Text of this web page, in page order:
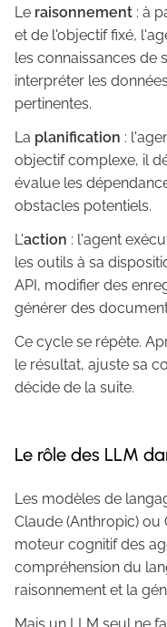
Le raisonnement : à
et de l'objectif fixé,
les connaissances de
interpréter les
pertinentes.
La planification :
objectif complexe, il
évalue les
obstacles potentiels.
L'action : l'agent
les outils à sa
API, modifier des
générer des
Ce cycle se répète.
le résultat, ajuste sa
décide de la suite.
Le rôle des LLM
Les modèles de
Claude (Anthropic) ou
moteur cognitif des
compréhension du
raisonnement et la
Mais un LLM seul ne